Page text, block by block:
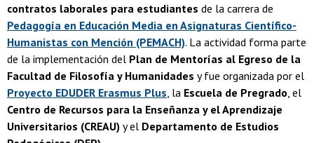
contratos laborales para estudiantes de la carrera de
Pedagogía en Educación Media en Asignaturas Científico-
Humanistas con Mención (PEMACH). La actividad forma parte
de la implementación del Plan de Mentorías al Egreso de la
Facultad de Filosofía y Humanidades y fue organizada por el
Proyecto EDUDER Erasmus Plus , la Escuela de Pregrado , el
Centro de Recursos para la Enseñanza y el Aprendizaje
Universitarios (CREAU) y el Departamento de Estudios